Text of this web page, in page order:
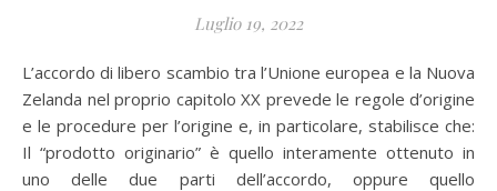
Luglio 19, 2022
L’accordo di libero scambio tra l’Unione europea e la Nuova
Zelanda nel proprio capitolo XX prevede le regole d’origine
e le procedure per l’origine e, in particolare, stabilisce che:
Il “prodotto originario” è quello interamente ottenuto in
uno delle due parti dell’accordo, oppure quello